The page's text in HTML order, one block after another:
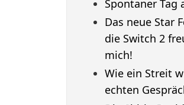
Spontaner Tag
Das neue Star
die Switch 2
mich!
Wie ein Streit
echten